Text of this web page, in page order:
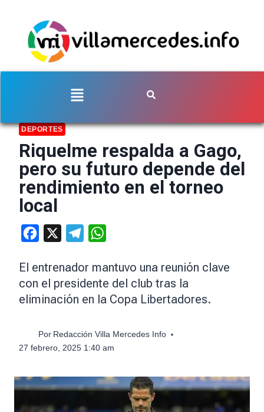
DEPORTES
Riquelme respalda a Gago,
pero su futuro depende del
rendimiento en el torneo
local
Facebook Telegram
El entrenador mantuvo una reunión clave
con el presidente del club tras la
eliminación en la Copa Libertadores.
Por Redacción Villa Mercedes Info
27 febrero, 2025 1:40 am